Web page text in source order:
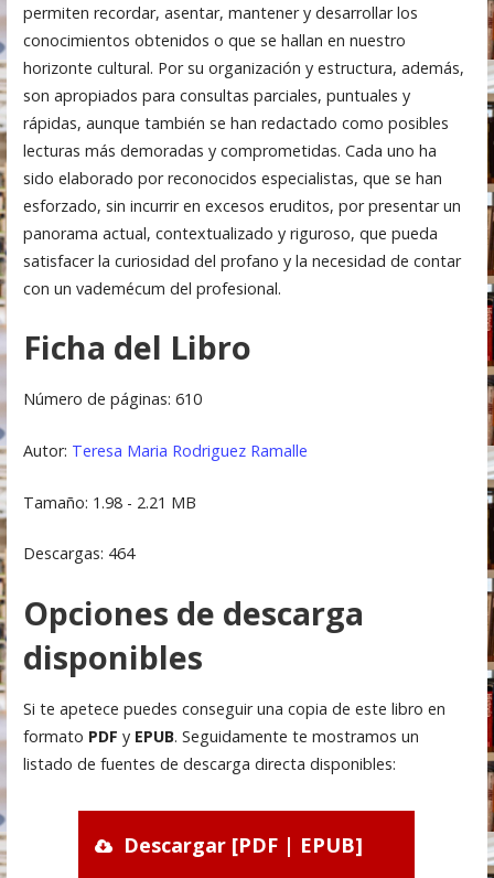
permiten recordar, asentar, mantener y desarrollar los
conocimientos obtenidos o que se hallan en nuestro
horizonte cultural. Por su organización y estructura, además,
son apropiados para consultas parciales, puntuales y
rápidas, aunque también se han redactado como posibles
lecturas más demoradas y comprometidas. Cada uno ha
sido elaborado por reconocidos especialistas, que se han
esforzado, sin incurrir en excesos eruditos, por presentar un
panorama actual, contextualizado y riguroso, que pueda
satisfacer la curiosidad del profano y la necesidad de contar
con un vademécum del profesional.
Ficha del Libro
Número de páginas: 610
Autor: Teresa Maria Rodriguez Ramalle
Tamaño: 1.98 - 2.21 MB
Descargas: 464
Opciones de descarga
disponibles
Si te apetece puedes conseguir una copia de este libro en
formato PDF y EPUB. Seguidamente te mostramos un
listado de fuentes de descarga directa disponibles:
Descargar [PDF | EPUB]